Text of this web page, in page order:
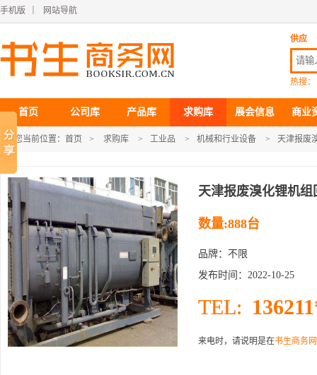
手机版 网站导航
供应
热搜：
首页 公司库 产品库 求购库 展会信息 商业
您当前位置： 首页 > 求购库 > 工业品 > 机械和行业设备 > 天津报废
天津报废溴化锂机
数量:888台
品牌：不限
发布时间：2022-10-25
TEL:
来电时，请说明是在书生商务网